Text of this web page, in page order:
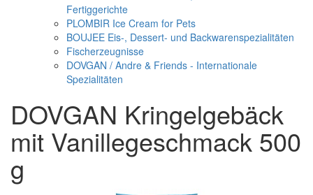
Fertiggerichte
PLOMBIR Ice Cream for Pets
BOUJEE Eis-, Dessert- und Backwarenspezialitäten
Fischerzeugnisse
DOVGAN / Andre & Friends - Internationale
Spezialitäten
DOVGAN Kringelgebäck
mit Vanillegeschmack 500
g